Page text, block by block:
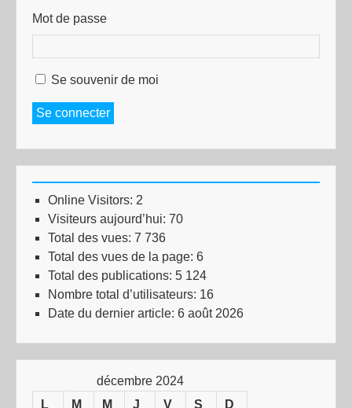
Mot de passe
Se souvenir de moi
Se connecter
Online Visitors: 2
Visiteurs aujourd’hui: 70
Total des vues: 7 736
Total des vues de la page: 6
Total des publications: 5 124
Nombre total d’utilisateurs: 16
Date du dernier article: 6 août 2026
décembre 2024
L
M M J V S D